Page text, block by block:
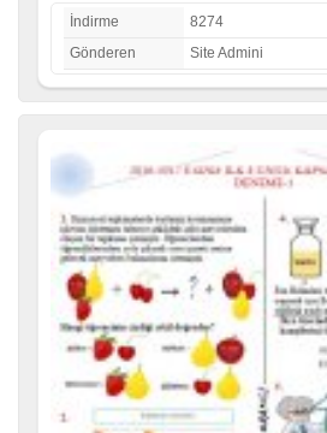
İndirme
8274
Gönderen
Site Admini